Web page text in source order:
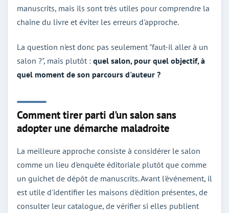
manuscrits, mais ils sont très utiles pour comprendre la
chaîne du livre et éviter les erreurs d'approche.
La question n'est donc pas seulement "faut-il aller à un
salon ?", mais plutôt : quel salon, pour quel objectif, à
quel moment de son parcours d'auteur ?
Comment tirer parti d'un salon sans
adopter une démarche maladroite
La meilleure approche consiste à considérer le salon
comme un lieu d'enquête éditoriale plutôt que comme
un guichet de dépôt de manuscrits. Avant l'événement, il
est utile d'identifier les maisons d'édition présentes, de
consulter leur catalogue, de vérifier si elles publient